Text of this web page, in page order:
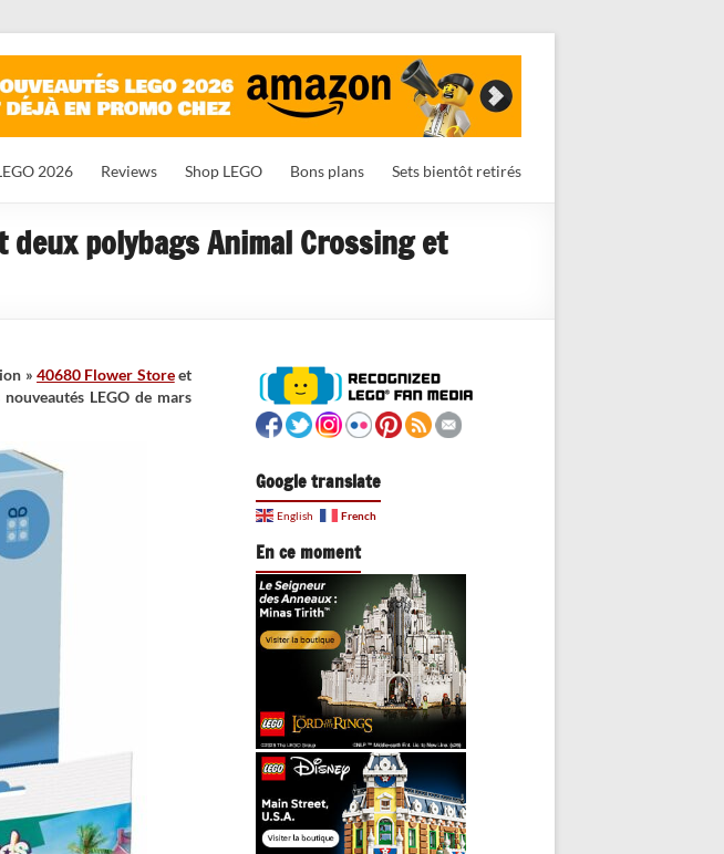
2026 Reviews Shop LEGO Bons plans Sets bientôt retirés
deux polybags Animal Crossing et
»40680 Flower Storeet
LEGO de mars
Google translate
English French
En ce moment